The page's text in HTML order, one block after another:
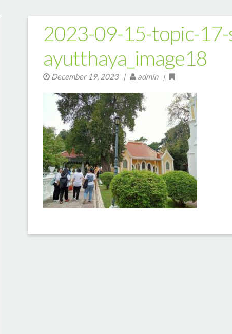
2023-09-15-topic-
ayutthaya_image18
December 19, 2023| admin |